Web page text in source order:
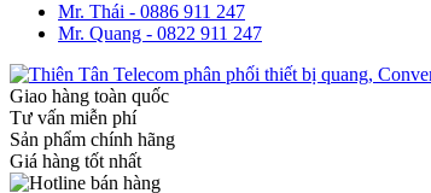
Mr. Thái - 0886 911 247
Mr. Quang - 0822 911 247
Giao hàng toàn quốc
Tư vấn miễn phí
Sản phẩm chính hãng
Giá hàng tốt nhất